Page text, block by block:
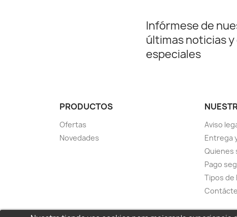
Infórmese de
últimas noticias
especiales
PRODUCTOS
Ofertas
Novedades
Aviso
Entrega
Quienes
Pago
Tipos de